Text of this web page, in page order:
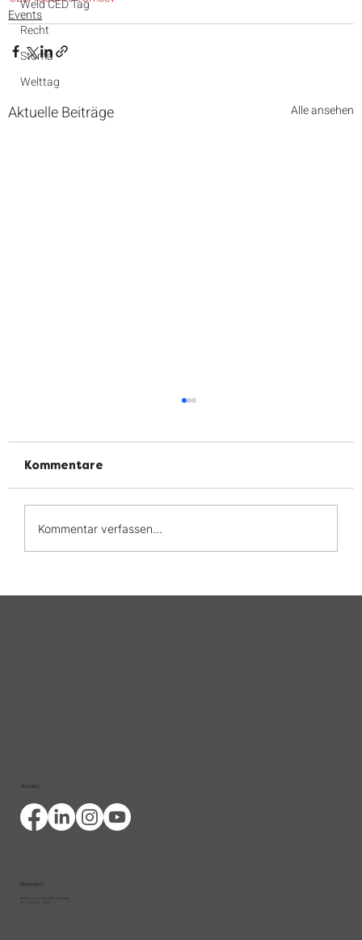
Weld CED Tag
Recht
Stoma
Welttag
Events
Aktuelle Beiträge Alle ansehen
Kommentare
Kommentar verfassen...
Spenden:
Socials: